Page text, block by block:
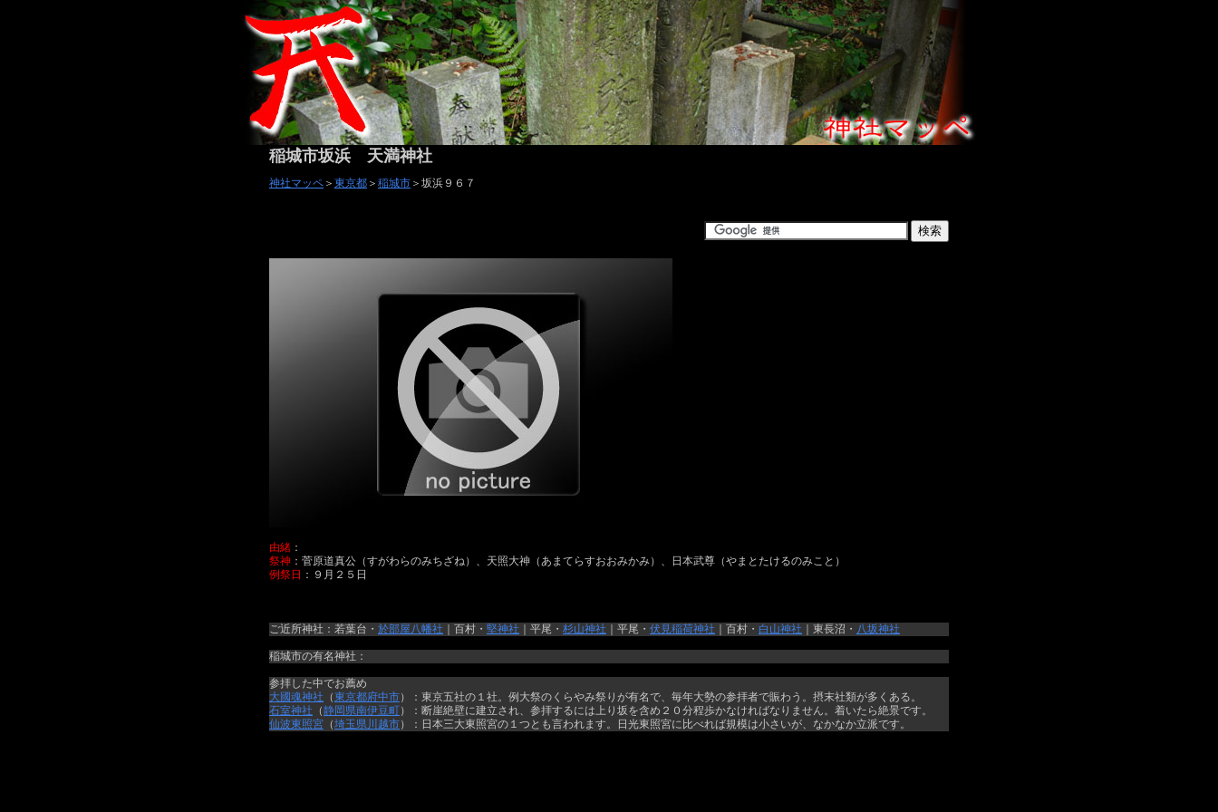
稲城市坂浜 天満神社
神社マッペ ＞ 東京都 ＞ 稲城市 ＞坂浜９６７
由緒 ：
祭神 ：菅原道真公（すがわらのみちざね）、天照大神（あまてらすおおみかみ）、日本武尊（やまとたけるのみこと）
例祭日 ：９月２５日
ご近所神社：若葉台・ 於部屋八幡社 ｜百村・ 堅神社 ｜平尾・ 杉山神社 ｜平尾・ 伏見稲荷神社 ｜百村・ 白山神社 ｜東長沼・ 八坂神社
稲城市の有名神社：
参拝した中でお薦め
大國魂神社 （東京都府中市）：東京五社の１社。例大祭のくらやみ祭りが有名で、毎年大勢の参拝者で賑わう。摂末社類が多くある。
石室神社 （静岡県南伊豆町）：断崖絶壁に建立され、参拝するには上り坂を含め２０分程歩かなければなりません。着いたら絶景です。
仙波東照宮 （埼玉県川越市）：日本三大東照宮の１つとも言われます。日光東照宮に比べれば規模は小さいが、なかなか立派です。